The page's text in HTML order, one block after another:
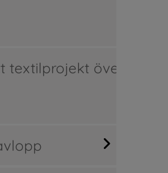
textilprojekt över